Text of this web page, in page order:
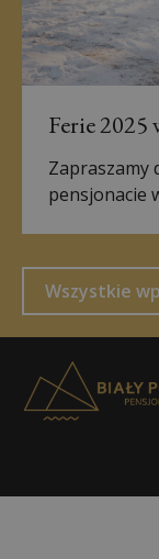
Ferie 2025
Zapraszamy
pensjonacie
Wszystkie